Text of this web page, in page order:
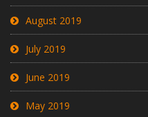
August 2019
July 2019
June 2019
May 2019